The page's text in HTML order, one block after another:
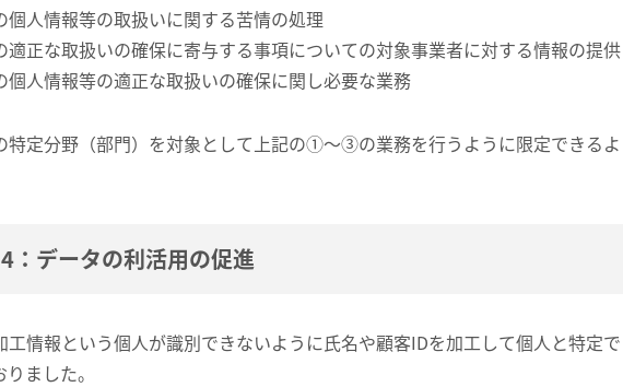
人情報等の取扱いに関する苦情の処理
正な取扱いの確保に寄与する事項についての対象事業者に対する情報の提供
人情報等の適正な取扱いの確保に関し必要な業務
特定分野（部門）を対象として上記の①～③の業務を行うように限定できる
：データの利活用の促進
工情報という個人が識別できないように氏名や顧客IDを加工して個人と特定
ました。